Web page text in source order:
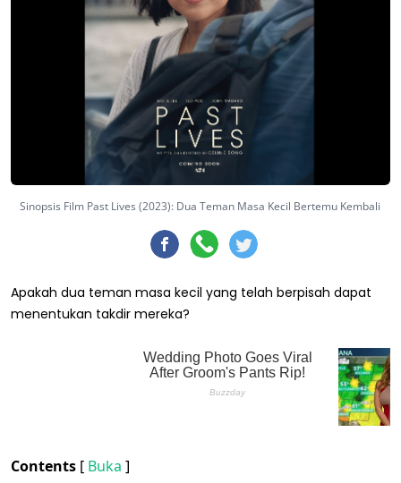
Sinopsis Film Past Lives (2023): Dua Teman Masa Kecil Bertemu Kembali
Apakah dua teman masa kecil yang telah berpisah dapat
menentukan takdir mereka?
Contents [ Buka ]